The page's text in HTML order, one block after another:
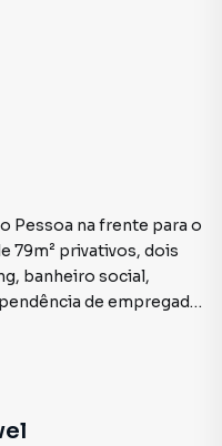
Pessoa na frente para o
banheiro social,
de empregada
Localizado no